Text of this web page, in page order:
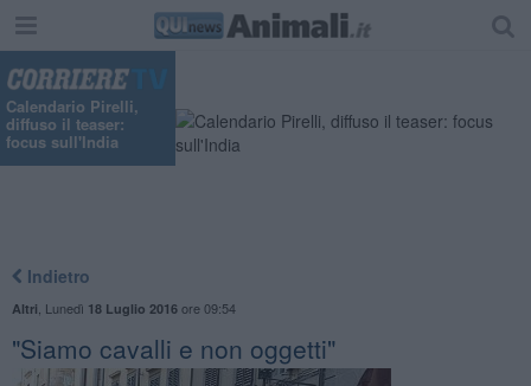
Calendario Pirelli,
diffuso il teaser:
focus sull'India
Indietro
Altri Lunedì 18 Luglio 2016ore 09:54
"Siamo cavalli e non oggetti"